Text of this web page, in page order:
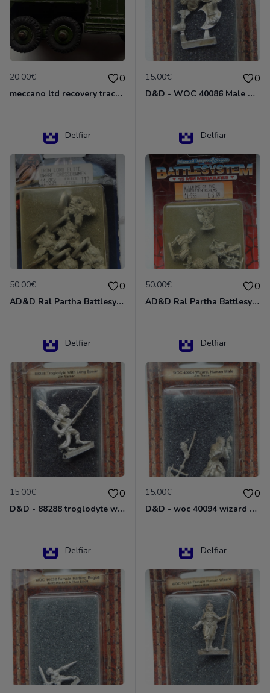
20.00€ 0
meccano ltd recovery tractor N°661
15.00€ 0
D&D - WOC 40086 Male Dwarven Cleric Miniature - Donjons Dragons
Delfiar
50.00€ 0
AD&D Ral Partha Battlesystem Miniatures Pack Iron Lord Dwarf Crossbowmen 11-854
Delfiar
50.00€ 0
AD&D Ral Partha Battlesystem Villains/Forgotten Realms 11-955 Miniatures
Delfiar
15.00€ 0
D&D - 88288 troglodyte with long Miniature - Donjons Dragons
Delfiar
15.00€ 0
D&D - woc 40094 wizard human male Miniature - Donjons Dragons
Delfiar Delfiar